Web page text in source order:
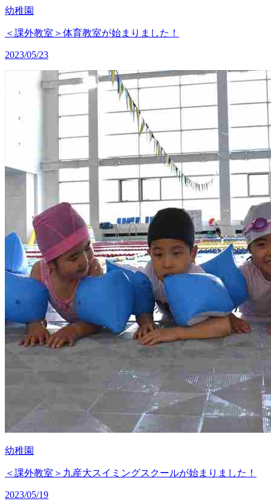
幼稚園
＜課外教室＞体育教室が始まりました！
2023/05/23
幼稚園
＜課外教室＞九産大スイミングスクールが始まりました！
2023/05/19